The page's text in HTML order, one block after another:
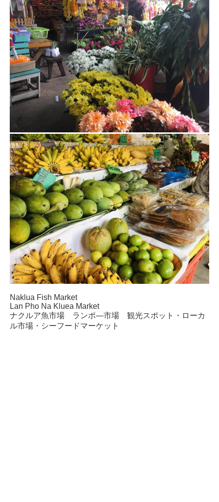
Naklua Fish Market
Lan Pho Na Kluea Market
ナクルア魚市場 ランポ―市場 観光スポット・ローカ
ル市場・シーフードマーケット